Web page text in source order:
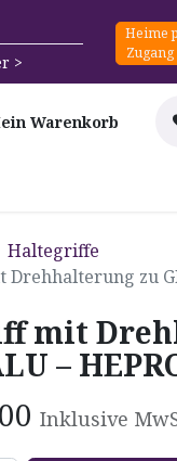
>
Heime
Warenkorb
Haltegriffe
zu
mit
–
Inklusive